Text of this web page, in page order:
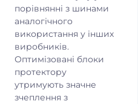
порівнянні з шинами
аналогічного
використання у інших
виробників.
Оптимізовані блоки
протектору
утримують значне
зчеплення з